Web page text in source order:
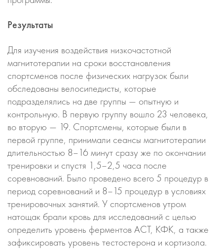
Результаты
Для изучения воздействия низкочастотной
магнитотерапии на сроки восстановления
спортсменов после физических нагрузок были
обследованы велосипедисты, которые
подразделялись на две группы — опытную и
контрольную. В первую группу вошло 23 человека,
во вторую — 19. Спортсмены, которые были в
первой группе, принимали сеансы магнитотерапии
длительностью 8–16 минут сразу же по окончании
тренировки и спустя 1,5–2,5 часа после
соревнований. Было проведено всего 5 процедур в
период соревнований и 8–15 процедур в условиях
тренировочных занятий. У спортсменов утром
натощак брали кровь для исследований с целью
определить уровень ферментов АСТ, КФК, а также
зафиксировать уровень тестостерона и кортизола.